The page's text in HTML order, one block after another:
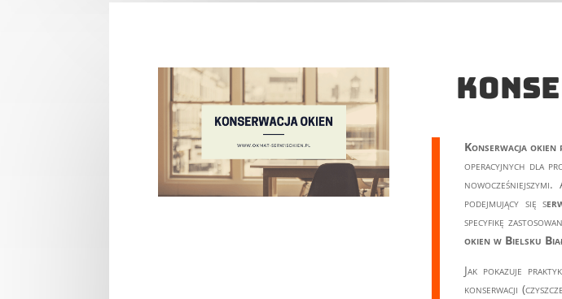
Konserwacja okien
operacyjnych dla
podejmujący się s
specyfikę
okien w Bielsku
Jak pokazuje
konserwacji